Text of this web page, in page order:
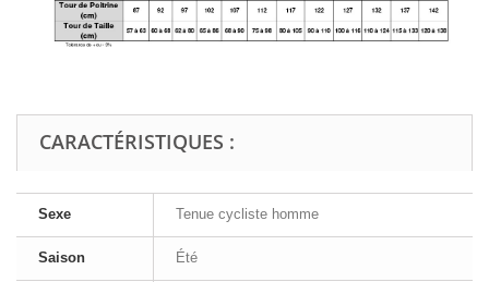
CARACTÉRISTIQUES :
Sexe Tenue cycliste homme
Saison Été